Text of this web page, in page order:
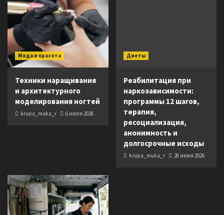
Мода и красота
Техники наращивания
и архитектурного
моделирования ногтей
krupa_muka_r 6 июля 2026
Диеты
Реабилитация при
наркозависимости:
программы 12 шагов,
терапия,
ресоциализация,
анонимность и
долгосрочные исходы
krupa_muka_r 28 июня 2026